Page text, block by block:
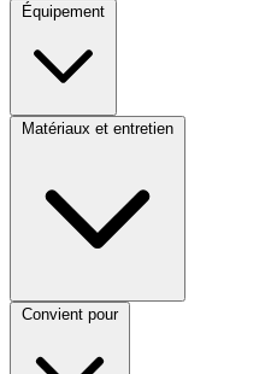
Équipement
Matériaux et entretien
Convient pour